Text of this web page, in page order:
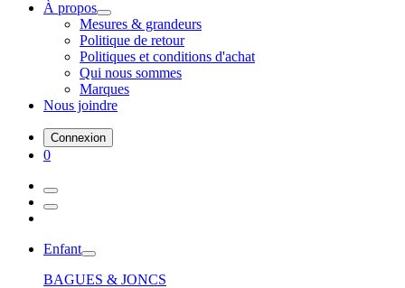
À propos
Mesures & grandeurs
Politique de retour
Politiques et conditions d'achat
Qui nous sommes
Marques
Nous joindre
Connexion
0
Enfant
BAGUES & JONCS